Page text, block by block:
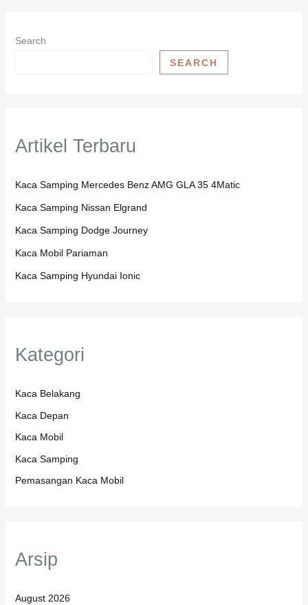
Search
SEARCH
Artikel Terbaru
Kaca Samping Mercedes Benz AMG GLA 35 4Matic
Kaca Samping Nissan Elgrand
Kaca Samping Dodge Journey
Kaca Mobil Pariaman
Kaca Samping Hyundai Ionic
Kategori
Kaca Belakang
Kaca Depan
Kaca Mobil
Kaca Samping
Pemasangan Kaca Mobil
Arsip
August 2026